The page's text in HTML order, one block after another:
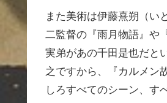
また美術は伊藤熹朔（い
二監督の『雨月物語』や
実弟があの千田是也だと
之ですから、『カルメン
しろすべてのシーン、す